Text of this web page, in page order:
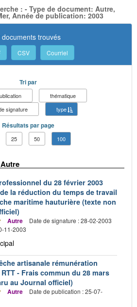
: - Type de document: Autre,
Année de publication: 2003
documents trouvés
CSV Courriel
Tri par
thématique
signature
type
Résultats par page
25 50 100
du 28 février 2003
la réduction du temps de travail
maritime hauturière (texte non
Autre
Date de signature : 28-02-2003
11-2003
artisanale rémunération
- Frais commun du 28 mars
au Journal officiel)
Autre
Date de publication : 25-07-